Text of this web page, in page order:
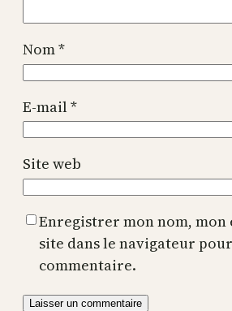
Nom*
E-mail*
Site web
Enregistrer mon nom, mon
site dans le navigateur
commentaire.